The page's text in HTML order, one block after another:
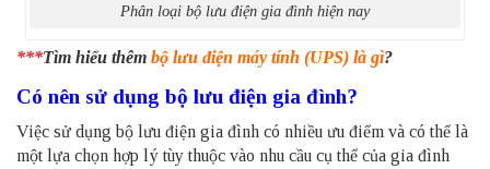
Phân loại bộ lưu điện gia đình hiện nay
***Tìm hiểu thêm bộ lưu điện máy tính (UPS) là gì?
Có nên sử dụng bộ lưu điện gia đình?
Việc sử dụng bộ lưu điện gia đình có nhiều ưu điểm và có thể là
một lựa chọn hợp lý tùy thuộc vào nhu cầu cụ thể của gia đình